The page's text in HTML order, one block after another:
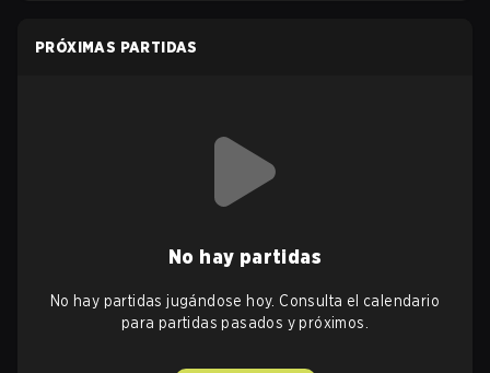
PRÓXIMAS PARTIDAS
No hay partidas
No hay partidas jugándose hoy. Consulta el calendario
para partidas pasados y próximos.